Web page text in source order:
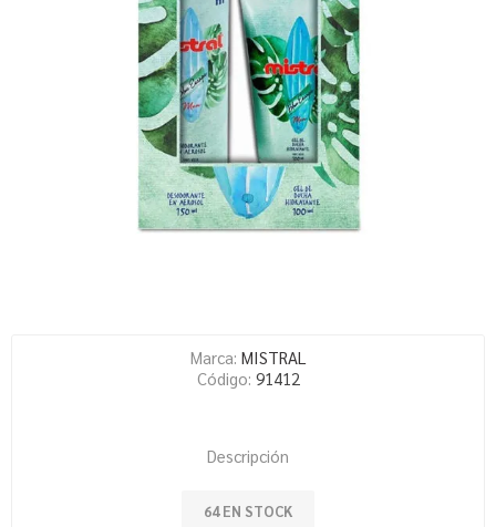
Marca: MISTRAL
Código: 91412
Descripción
64 EN STOCK